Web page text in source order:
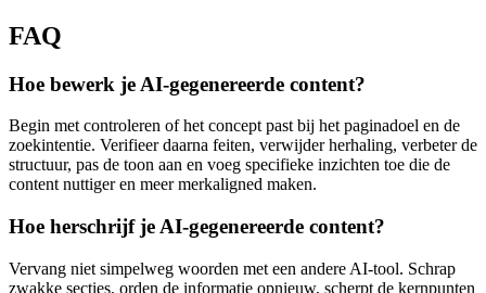
FAQ
Hoe bewerk je AI-gegenereerde content?
Begin met controleren of het concept past bij het paginadoel en de
zoekintentie. Verifieer daarna feiten, verwijder herhaling, verbeter de
structuur, pas de toon aan en voeg specifieke inzichten toe die de
content nuttiger en meer merkaligned maken.
Hoe herschrijf je AI-gegenereerde content?
Vervang niet simpelweg woorden met een andere AI-tool. Schrap
zwakke secties, orden de informatie opnieuw, scherpt de kernpunten